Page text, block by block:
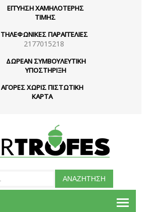
ΕΓΓΥΗΣΗ ΧΑΜΗΛΟΤΕΡΗΣ
ΤΙΜΗΣ
ΤΗΛΕΦΩΝΙΚΕΣ ΠΑΡΑΓΓΕΛΙΕΣ
2177015218
ΔΩΡΕΑΝ ΣΥΜΒΟΥΛΕΥΤΙΚΗ
ΥΠΟΣΤΗΡΙΞΗ
ΑΓΟΡΕΣ ΧΩΡΙΣ ΠΙΣΤΩΤΙΚΗ
ΚΑΡΤΑ